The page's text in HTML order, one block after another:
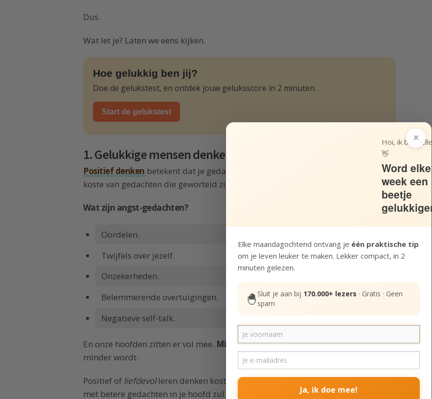
Dus.
Wat let je? Laten we eens kijken.
Hoe gelukkig ben jij?
Doe de gelukstest, en ontdek jouw geluksscore in 2 minuten.
Start de gelukstest
1. Gelukkige mensen denken positief
Positief denken betekent dat je gedachten denkt die geworteld zijn in liefde. Ten
koste van gedachten die geworteld zijn in angst.
Wat zijn angst-gedachten?
Oordelen.
Twijfels over jezelf.
Onzekerheden.
Belemmerende overtuigingen.
Negatieve self-talk.
En onze hoofden zitten er vol mee. Mijn hoofd zit er vol mee. Hoewel het steeds
minder wordt.
Positief of liefdevolleren denken kost tijd. Maar het is de moeite waard. Want
met betere gedachten in je hoofd zul je je beter voelen.
×
Hoi, ik ben Jelle!
👋
Word elke
week een
beetje
gelukkiger
Elke maandagochtend ontvang je één praktische tip
om je leven leuker te maken. Lekker compact, in 2
minuten gelezen.
🐣 Sluit je aan bij 170.000+ lezers · Gratis · Geen
spam
Ja, ik doe mee!